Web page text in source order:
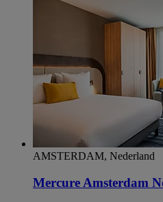
AMSTERDAM, Nederland
Mercure Amsterdam